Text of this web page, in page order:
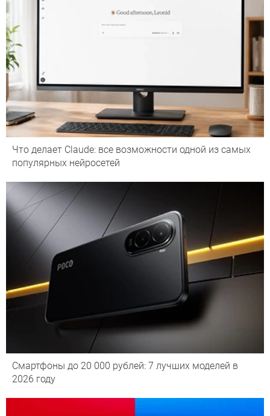
Что делает Сlaude: все возможности одной из самых
популярных нейросетей
Смартфоны до 20 000 рублей: 7 лучших моделей в
2026 году